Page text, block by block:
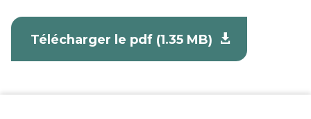
Télécharger le pdf (1.35 MB)